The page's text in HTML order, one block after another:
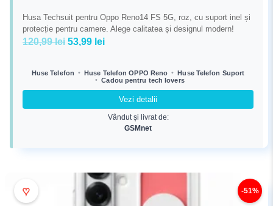
Husa Techsuit pentru Oppo Reno14 FS 5G, roz, cu suport inel și
protecție pentru camere. Alege calitatea și designul modern!
120,99lei Prețul
a
53,99 leiPrețul
este:
53,99 lei.
Huse Telefon • Huse Telefon OPPO Reno •
Huse Telefon Suport
• Cadou pentru tech lovers
Vezi detalii
Vândut și livrat de:
GSMnet
♥ -51%